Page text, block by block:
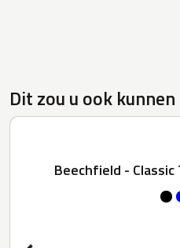
Dit zou u ook
Beechfield -